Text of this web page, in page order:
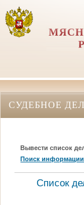
СУДЕБНОЕ
Вывести список
Поиск
Список